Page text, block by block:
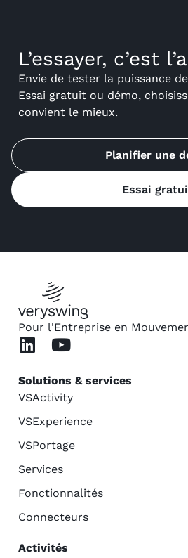
L’essayer, c’est
Envie de tester la puissance
Essai gratuit ou démo,
convient le mieux.
Planifier une
Essai
Pour l'Entreprise en
Solutions & services
VSActivity
VSExperience
VSPortage
Services
Fonctionnalités
Connecteurs
Activités